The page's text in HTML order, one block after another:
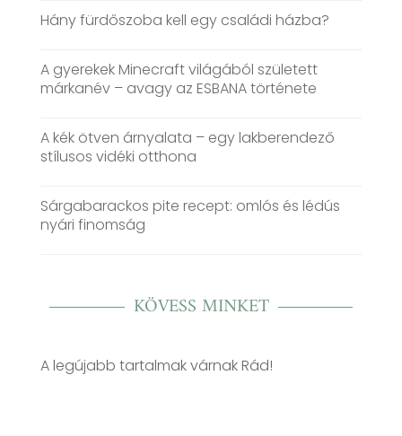
Hány fürdőszoba kell egy családi házba?
A gyerekek Minecraft világából született
márkanév – avagy az ESBANA története
A kék ötven árnyalata – egy lakberendező
stílusos vidéki otthona
Sárgabarackos pite recept: omlós és lédús
nyári finomság
KÖVESS MINKET
A legújabb tartalmak várnak Rád!